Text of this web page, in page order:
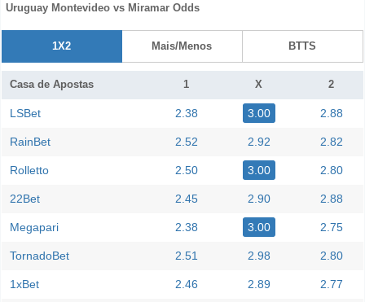
Uruguay Montevideo vs Miramar Odds
1X2 Mais/Menos BTTS
Casa de Apostas 1 X 2
LSBet 2.38 3.00 2.88
RainBet 2.52 2.92 2.82
Rolletto 2.50 3.00 2.80
22Bet 2.45 2.90 2.88
Megapari 2.38 3.00 2.75
TornadoBet 2.51 2.98 2.80
1xBet 2.46 2.89 2.77